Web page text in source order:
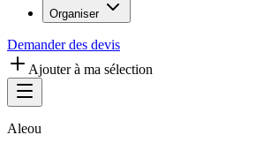
Organiser
Demander des devis
Ajouter à ma sélection
Aleou